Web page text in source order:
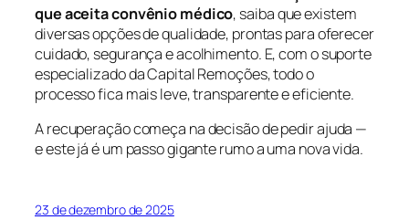
que aceita convênio médico, saiba que existem
diversas opções de qualidade, prontas para oferecer
cuidado, segurança e acolhimento. E, com o suporte
especializado da Capital Remoções, todo o
processo fica mais leve, transparente e eficiente.
A recuperação começa na decisão de pedir ajuda —
e este já é um passo gigante rumo a uma nova vida.
23 de dezembro de 2025